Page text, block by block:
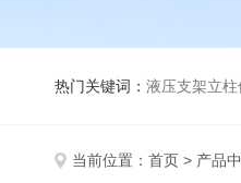
热门关键词： 液压支架立
当前位置： 首页 > 产品